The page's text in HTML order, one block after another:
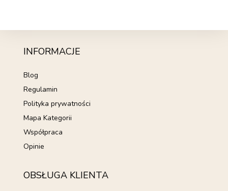
INFORMACJE
Blog
Regulamin
Polityka prywatności
Mapa Kategorii
Współpraca
Opinie
OBSŁUGA KLIENTA